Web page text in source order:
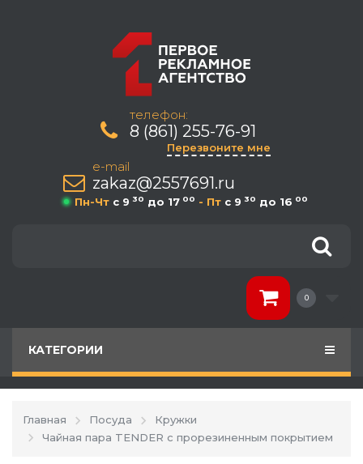
телефон:
8 (861) 255-76-91
Перезвоните мне
e-mail
zakaz@2557691.ru
Пн-Чт c 9 30 до 17 00 - Пт c 9 30 до 16 00
0
КАТЕГОРИИ
Главная Посуда
Кружки
Чайная пара TENDER с прорезиненным покрытием